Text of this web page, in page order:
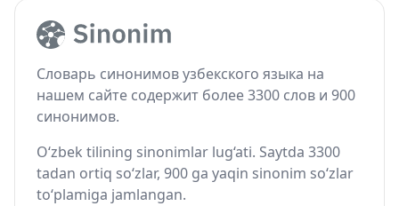
Словарь синонимов узбекского языка на
нашем сайте содержит более 3300 слов и 900
синонимов.
O‘zbek tilining sinonimlar lug‘ati. Saytda 3300
tadan ortiq so‘zlar, 900 ga yaqin sinonim so‘zlar
to‘plamiga jamlangan.